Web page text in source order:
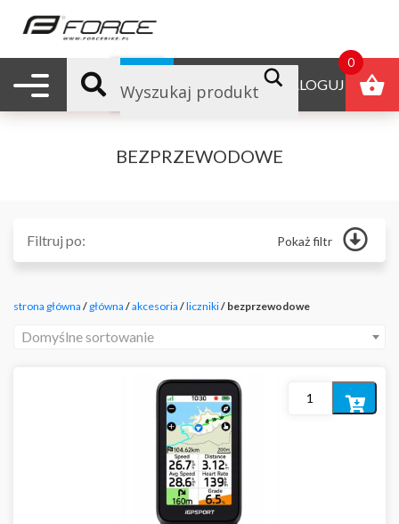
Nawigacja mobilna ZALOGUJ
B2B
BEZPRZEWODOWE
Filtruj po:
Pokaż filtr
Główna
Produkty reklamowe
Polecane
strona główna / główna /akcesoria /liczniki/ bezprzewodowe
Domyślne sortowanie
Dodaj
0